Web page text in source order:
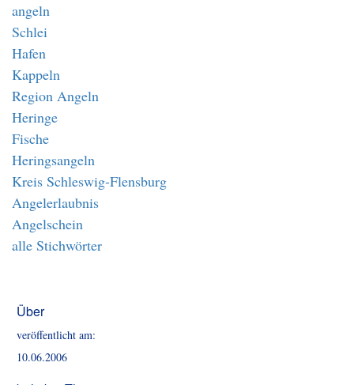
angeln
Schlei
Hafen
Kappeln
Region Angeln
Heringe
Fische
Heringsangeln
Kreis Schleswig-Flensburg
Angelerlaubnis
Angelschein
alle Stichwörter
Über
veröffentlicht am:
10.06.2006